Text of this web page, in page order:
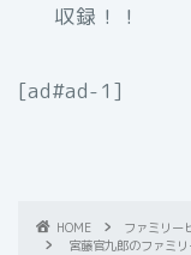
収録！！
[ad#ad-1]
HOME
ファミリー
宮藤官九郎のファミ